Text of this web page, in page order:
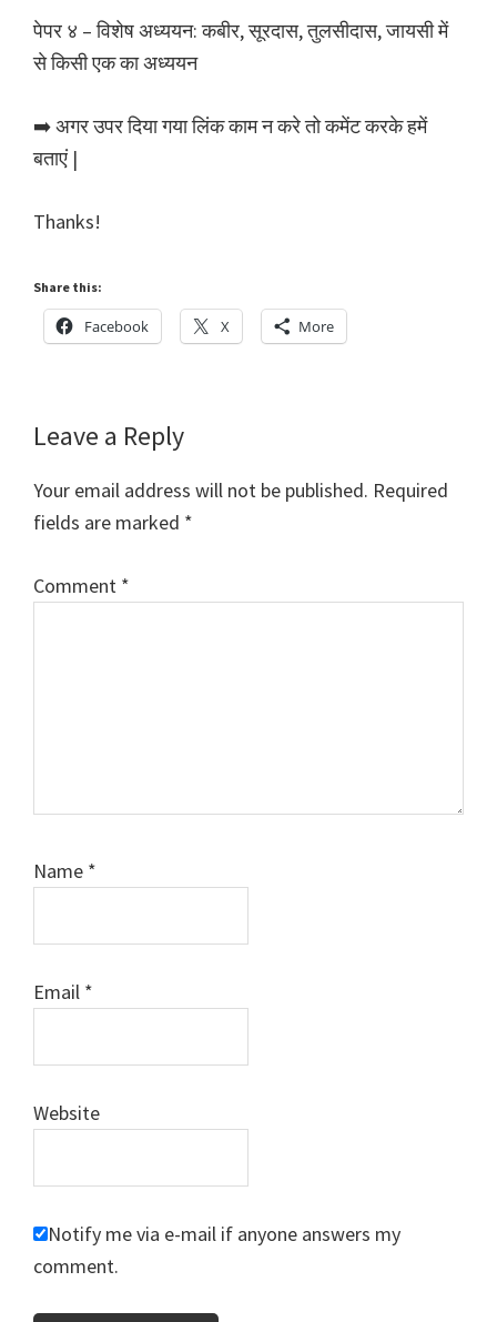
पेपर ४ – विशेष अध्ययन: कबीर, सूरदास, तुलसीदास, जायसी में
से किसी एक का अध्ययन
➡️ अगर उपर दिया गया लिंक काम न करे तो कमेंट करके हमें
बताएं |
Thanks!
Share this:
Facebook X More
Reader
Interactions
Leave a Reply
Your email address will not be published. Required
fields are marked *
Comment *
Name *
Email *
Website
Notify me via e-mail if anyone answers my
comment.